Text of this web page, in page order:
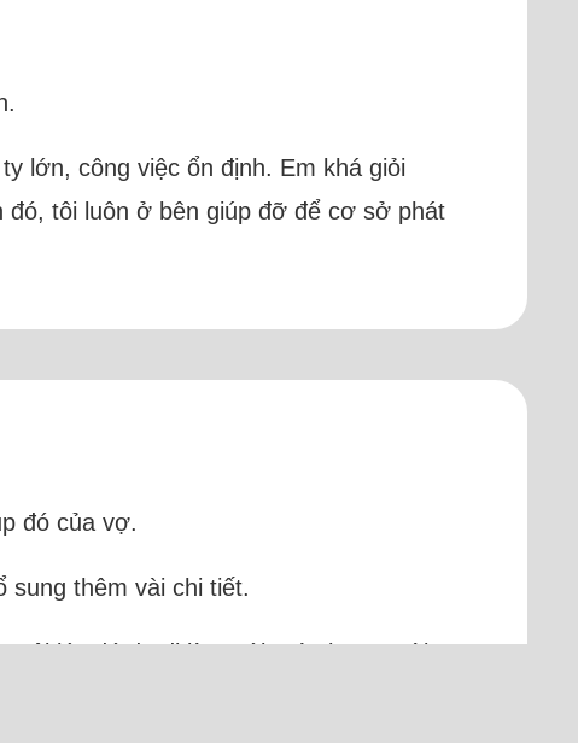
lớn, công việc ổn định. Em khá giỏi
tôi luôn ở bên giúp đỡ để cơ sở phát
đó của vợ.
sung thêm vài chi tiết.
Tôi lúc đó đã đi làm với mức lương vài